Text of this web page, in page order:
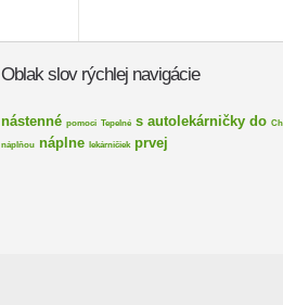
Oblak slov rýchlej navigácie
nástenné pomoci Tepelné s autolekárničky do
náplňou náplne lekárničiek prvej